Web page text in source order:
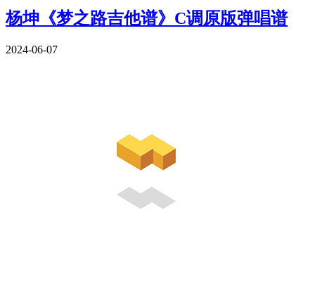
杨坤《梦之路吉他谱》C调原版弹唱谱
2024-06-07